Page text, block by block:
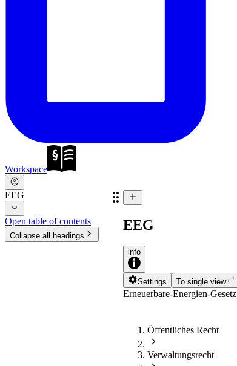
Workspace
EEG
Open table of contents
Collapse all headings
EEG
info
Settings To single view
Erneuerbare-Energien-Gesetz
Öffentliches Recht
Verwaltungsrecht